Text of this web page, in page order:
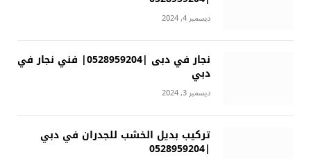
ديسمبر 4, 2024
نجار في دبى |0528959204| فني نجار في
دبي
ديسمبر 3, 2024
تركيب بديل الخشب للجدران في دبي
|0528959204